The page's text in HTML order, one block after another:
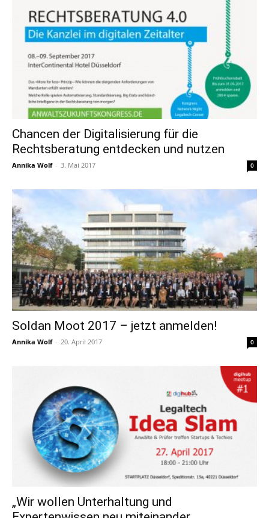
Chancen der Digitalisierung für die
Rechtsberatung entdecken und nutzen
Annika Wolf - 3. Mai 2017 0
Soldan Moot 2017 – jetzt anmelden!
Annika Wolf - 20. April 2017 0
„Wir wollen Unterhaltung und